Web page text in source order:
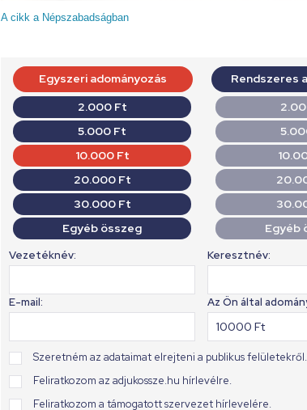
A cikk a Népszabadságban